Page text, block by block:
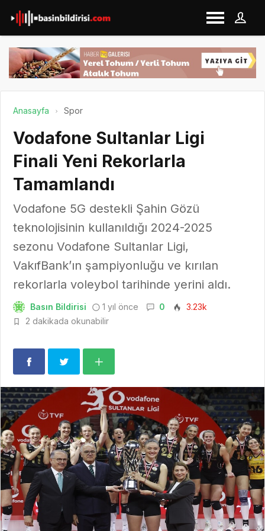
Anasayfa Spor
Vodafone Sultanlar Ligi
Finali Yeni Rekorlarla
Tamamlandı
Vodafone 5G destekli Şahin Gözü
teknolojisinin kullanıldığı 2024-2025
sezonu Vodafone Sultanlar Ligi,
VakıfBank’ın şampiyonluğu ve kırılan
rekorlarla voleybol tarihinde yerini aldı.
Basın Bildirisi 1 yıl önce 0
3.23k
2 dakikada okunabilir